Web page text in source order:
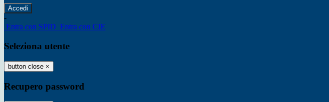
-
Entra con SPID Entra con CIE
Seleziona utente
button close ×
Recupero password